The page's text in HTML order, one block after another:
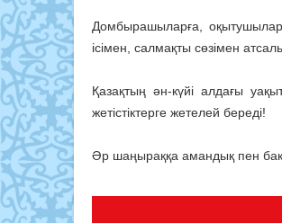
Домбырашыларға,
ісімен, салмақты сөзімен
Қазақтың ән-күйі алдағы
жетістіктерге жетелей береді!
Әр шаңыраққа амандық пен